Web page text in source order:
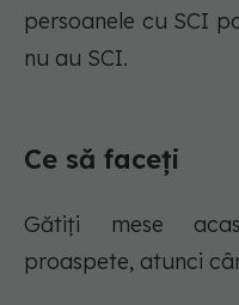
persoanele cu SCI
nu au SCI.
Ce să faceți
Gătiți mese
proaspete, atunci